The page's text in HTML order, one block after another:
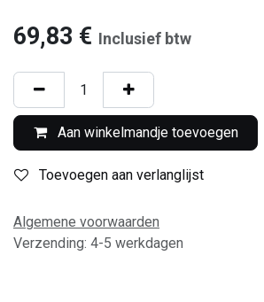
69,83 € Inclusief btw
Aan winkelmandje toevoegen
Toevoegen aan verlanglijst
Algemene voorwaarden
Verzending: 4-5 werkdagen